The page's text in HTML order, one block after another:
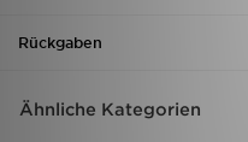
Rückgaben
Ähnliche Kategorien